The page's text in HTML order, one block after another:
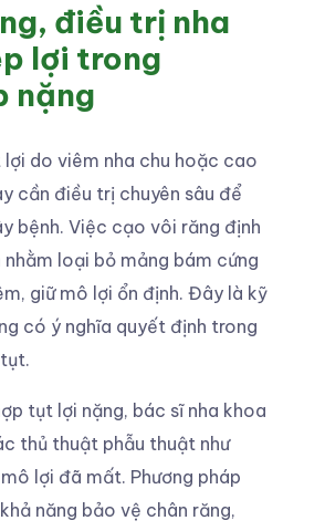
điều trị nha
lợi trong
nặng
do viêm nha chu hoặc cao
cần điều trị chuyên sâu để
bệnh. Việc cạo vôi răng định
loại bỏ mảng bám cứng
giữ mô lợi ổn định. Đây là kỹ
có ý nghĩa quyết định trong
tụt lợi nặng, bác sĩ nha khoa
thủ thuật phẫu thuật như
lợi đã mất. Phương pháp
năng bảo vệ chân răng,